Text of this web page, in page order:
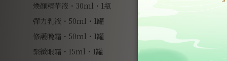
煥顏精華液・30ml・1瓶
彈力乳液・50ml・1罐
修護晚霜・50ml・1罐
緊緻眼霜・15ml・1罐